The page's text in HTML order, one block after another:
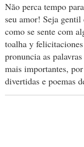
Não perca tempo
seu amor! Seja
como se sente com
toalha y
pronuncia as
mais importantes,
divertidas e poemas